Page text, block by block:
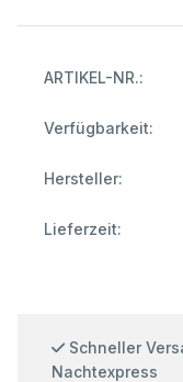
ARTIKEL-NR.:
Verfügbarkeit:
Hersteller:
Lieferzeit:
Schneller
Nachtexpress